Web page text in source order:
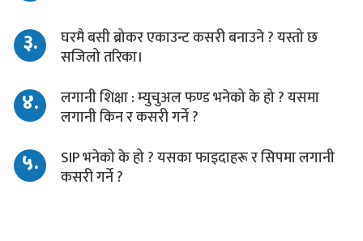
३.
घरमै बसी ब्रोकर एकाउन्ट कसरी बनाउने ? यस्तो छ
सजिलो तरिका।
४.
लगानी शिक्षा : म्युचुअल फण्ड भनेको के हो ? यसमा
लगानी किन र कसरी गर्ने ?
५.
SIP भनेको के हो ? यसका फाइदाहरू र सिपमा लगानी
कसरी गर्ने ?